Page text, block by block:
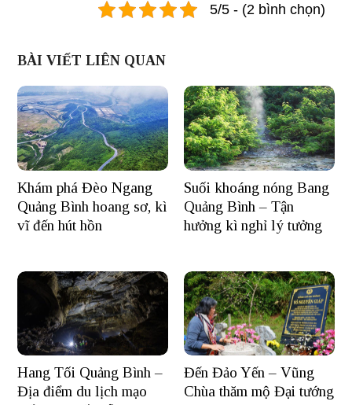
5/5 - (2 bình chọn)
BÀI VIẾT LIÊN QUAN
Khám phá Đèo Ngang
Quảng Bình hoang sơ, kì
vĩ đến hút hồn
Suối khoáng nóng Bang
Quảng Bình – Tận
hưởng kì nghỉ lý tưởng
Hang Tối Quảng Bình –
Địa điểm du lịch mạo
Đến Đảo Yến – Vũng
Chùa thăm mộ Đại tướng